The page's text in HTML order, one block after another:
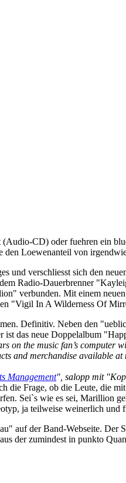
CD) oder fuehren ein
Loewenanteil von
und verschliesst sich den
Radio-Dauerbrenner
verbunden. Mit einem
"Vigil In A Wilderness Of
Definitiv. Neben den
das neue Doppelalbum
on the music fan’s
and merchandise
Management", salopp mit
die Frage, ob die Leute, die
Sei`s wie es sei, Marillion
ja teilweise weinerlich
auf der Band-Webseite.
der zumindest in punkto